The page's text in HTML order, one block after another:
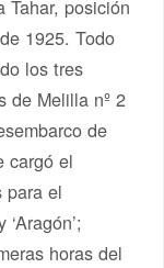
Tahar, posición
1925. Todo
los tres
de Melilla nº 2
de
cargó el
para el
horas del